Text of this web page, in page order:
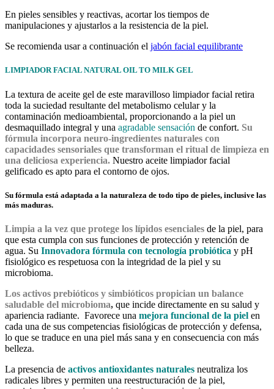
En pieles sensibles y reactivas, acortar los tiempos de
manipulaciones y ajustarlos a la resistencia de la piel.
Se recomienda usar a continuación el jabón facial equilibrante
LIMPIADOR FACIAL NATURAL OIL TO MILK GEL
La textura de aceite gel de este maravilloso limpiador facial retira
toda la suciedad resultante del metabolismo celular y la
contaminación medioambiental, proporcionando a la piel un
desmaquillado integral y una agradable sensación de confort. Su
fórmula incorpora neuro-ingredientes naturales con
capacidades sensoriales que transforman el ritual de limpieza en
una deliciosa experiencia. Nuestro aceite limpiador facial
gelificado es apto para el contorno de ojos.
Su fórmula está adaptada a la naturaleza de todo tipo de pieles, inclusive las
más maduras.
Limpia a la vez que protege los lípidos esenciales de la piel, para
que esta cumpla con sus funciones de protección y retención de
agua. Su Innovadora fórmula con tecnología probiótica y pH
fisiológico es respetuosa con la integridad de la piel y su
microbioma.
Los activos prebióticos y simbióticos propician un balance
saludable del microbioma, que incide directamente en su salud y
apariencia radiante. Favorece una mejora funcional de la piel en
cada una de sus competencias fisiológicas de protección y defensa,
lo que se traduce en una piel más sana y en consecuencia con más
belleza.
La presencia de activos antioxidantes naturales neutraliza los
radicales libres y permiten una reestructuración de la piel,